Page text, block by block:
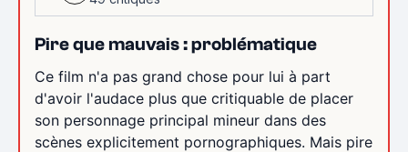
Pire que mauvais : problématique
Ce film n'a pas grand chose pour lui à part
d'avoir l'audace plus que critiquable de placer
son personnage principal mineur dans des
scènes explicitement pornographiques. Mais pire